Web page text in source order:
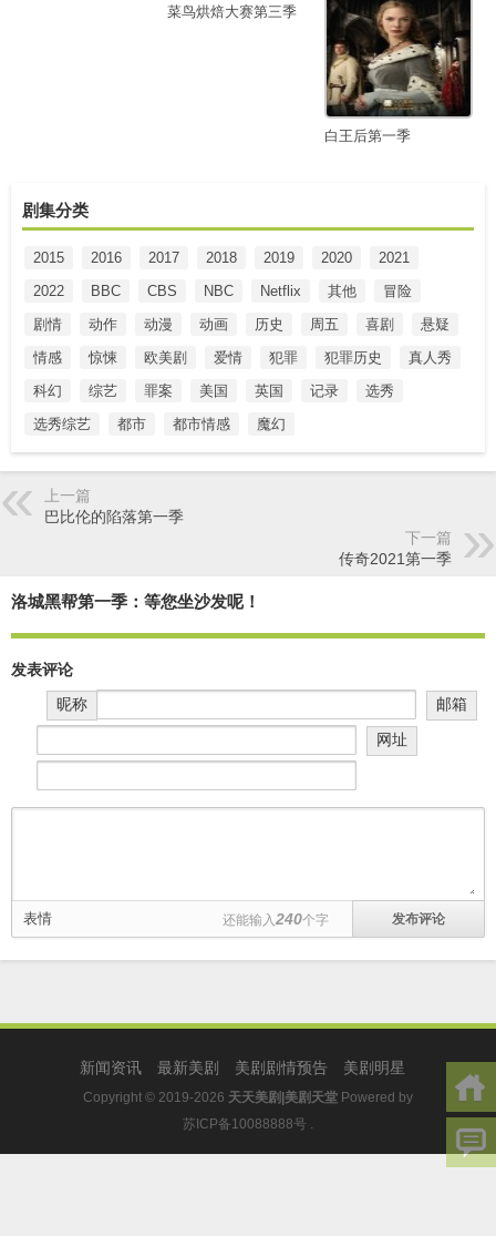
菜鸟烘焙大赛第三季
白王后第一季
剧集分类
2015 2016 2017 2018 2019 2020
2021
2022
BBC CBS NBC Netflix 其他
冒险
剧情
动作 动漫 动画 历史 周五 喜剧
悬疑
情感
惊悚 欧美剧 爱情 犯罪 犯罪历史
真人秀
科幻
综艺 罪案 美国 英国 记录
选秀
选秀综艺
都市 都市情感 魔幻
上一篇
巴比伦的陷落第一季
下一篇
传奇2021第一季
洛城黑帮第一季：等您坐沙发呢！
发表评论
昵称
邮箱
网址
表情 还能输入240个字
新闻资讯 最新美剧 美剧剧情预告 美剧明星
Copyright © 2019-2026 天天美剧|美剧天堂 Powered by
苏ICP备10088888号